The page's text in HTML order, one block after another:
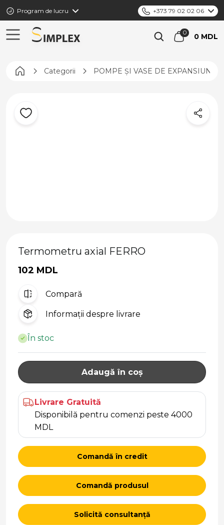
Program de lucru +373 79 02 02 06
0 MDL
Pagina principală
Categorii POMPE ȘI VASE DE EXPANSIUNE
Termometru axial FERRO
102 MDL
Compară
Informații despre livrare
În stoc
Adaugă în coș
Livrare Gratuită
Disponibilă pentru comenzi peste 4000
MDL
Comandă în credit
Comandă produsul
Solicită consultanță